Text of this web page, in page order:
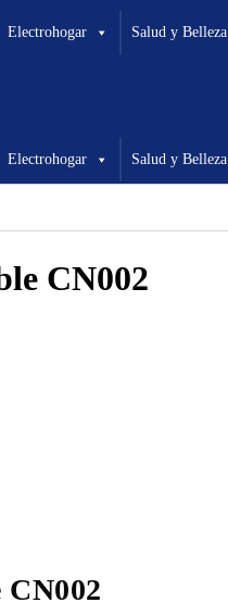
Electrohogar Salud y Belleza
Electrohogar Salud y Belleza
CN002